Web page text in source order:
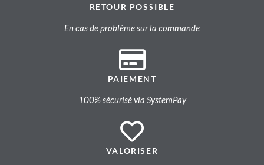
RETOUR POSSIBLE
En cas de problème sur la commande
PAIEMENT
100% sécurisé via SystemPay
VALORISER